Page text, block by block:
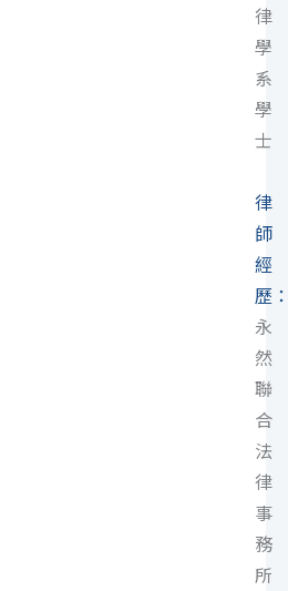
律
學
系
學
士
律
師
經
歷
永
然
聯
合
法
律
事
務
所